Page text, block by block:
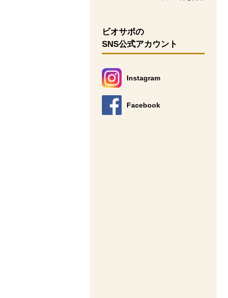
ビオサポの
SNS公式アカウント
Instagram
別のウィンドウで開きます。
Facebook
別のウィンドウで開きます。